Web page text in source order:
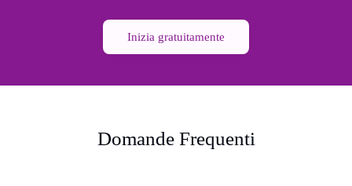
Inizia gratuitamente
Domande Frequenti